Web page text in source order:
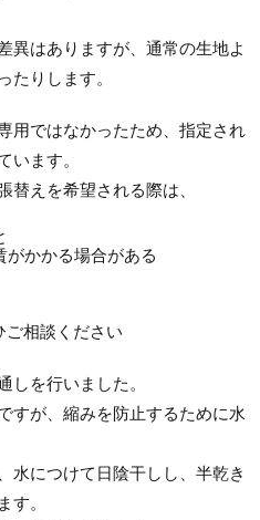
異はありますが、通常の生地よ
たりします。
用ではなかったため、指定され
います。
替えを希望される際は、
かかる場合がある
ご相談ください
しを行いました。
すが、縮みを防止するために水
水につけて日陰干しし、半乾き
す。